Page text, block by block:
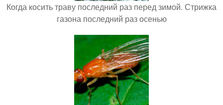
Когда косить траву последний раз перед зимой. Стрижка
газона последний раз осенью